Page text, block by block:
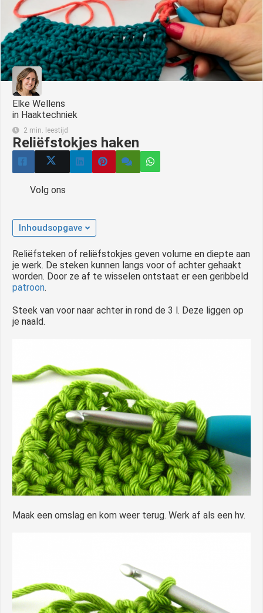
Elke Wellens
in Haaktechniek
2 min. leestijd
Reliëfstokjes haken
Volg ons
Inhoudsopgave
Reliëfsteken of reliëfstokjes geven volume en diepte aan
je werk. De steken kunnen langs voor of achter gehaakt
worden. Door ze af te wisselen ontstaat er een geribbeld
patroon.
Steek van voor naar achter in rond de 3 l. Deze liggen op
je naald.
Maak een omslag en kom weer terug. Werk af als een hv.